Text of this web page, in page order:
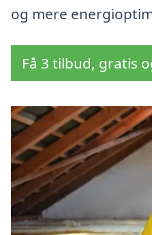
og mere
Få 3 tilbud, gratis